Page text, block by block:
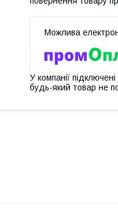
У компанії
будь-який товар не